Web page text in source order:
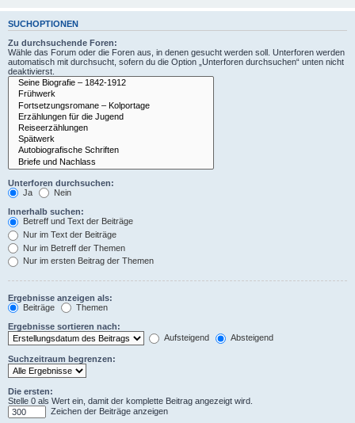
SUCHOPTIONEN
Zu durchsuchende Foren:
Wähle das Forum oder die Foren aus, in denen gesucht werden soll. Unterforen werden
automatisch mit durchsucht, sofern du die Option „Unterforen durchsuchen“ unten nicht
deaktivierst.
Unterforen durchsuchen:
Ja
Nein
Innerhalb suchen:
Betreff und Text der Beiträge
Nur im Text der Beiträge
Nur im Betreff der Themen
Nur im ersten Beitrag der Themen
Ergebnisse anzeigen als:
Beiträge
Themen
Ergebnisse sortieren nach:
Aufsteigend
Absteigend
Suchzeitraum begrenzen:
Die ersten:
Stelle 0 als Wert ein, damit der komplette Beitrag angezeigt wird.
Zeichen der Beiträge anzeigen